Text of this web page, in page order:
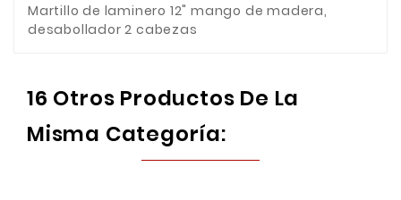
Martillo de laminero 12" mango de madera,
desabollador 2 cabezas
16 Otros Productos De La
Misma Categoría: